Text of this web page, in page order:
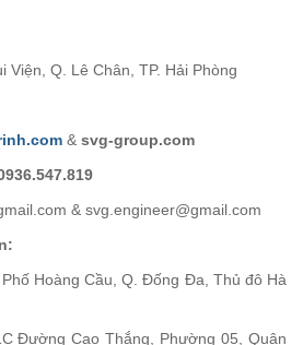
Viện, Q. Lê Chân, TP. Hải Phòng
& svg-group.com
& svg.engineer@gmail.com
Hoàng Cầu, Q. Đống Đa, Thủ đô Hà
Đường Cao Thắng, Phường 05, Quận